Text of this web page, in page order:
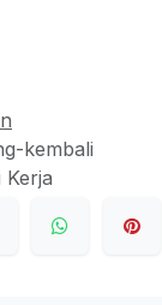
kembali